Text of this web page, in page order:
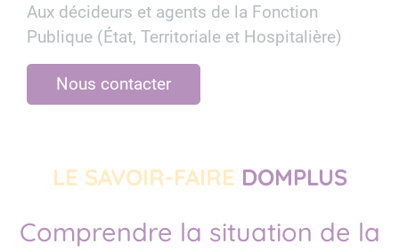
Aux décideurs et agents de la Fonction
Publique (État, Territoriale et Hospitalière)
Nous contacter
LE SAVOIR-FAIRE DOMPLUS
Comprendre la situation de la